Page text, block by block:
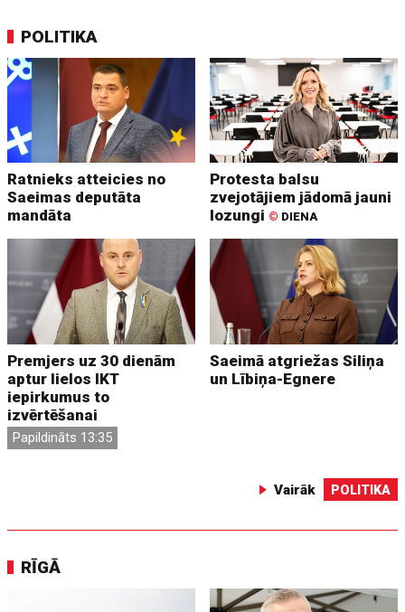
POLITIKA
Ratnieks atteicies no
Saeimas deputāta
mandāta
Protesta balsu
zvejotājiem jādomā jauni
lozungi © DIENA
Premjers uz 30 dienām
aptur lielos IKT
iepirkumus to
izvērtēšanai
Papildināts 13:35
Saeimā atgriežas Siliņa
un Lībiņa-Egnere
Vairāk POLITIKA
RĪGĀ